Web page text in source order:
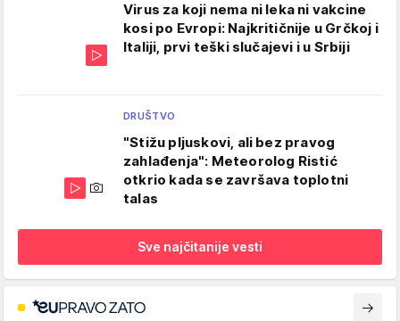
Virus za koji nema ni leka ni vakcine
kosi po Evropi: Najkritičnije u Grčkoj i
Italiji, prvi teški slučajevi i u Srbiji
DRUŠTVO
"Stižu pljuskovi, ali bez pravog
zahlađenja": Meteorolog Ristić
otkrio kada se završava toplotni
talas
Sve najčitanije vesti